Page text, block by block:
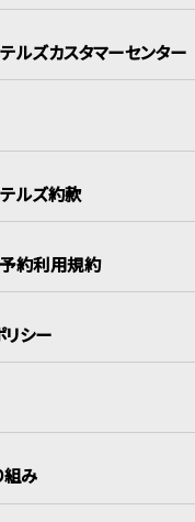
ルズカスタマーセンター
ルズ約款
予約利用規約
リシー
組み